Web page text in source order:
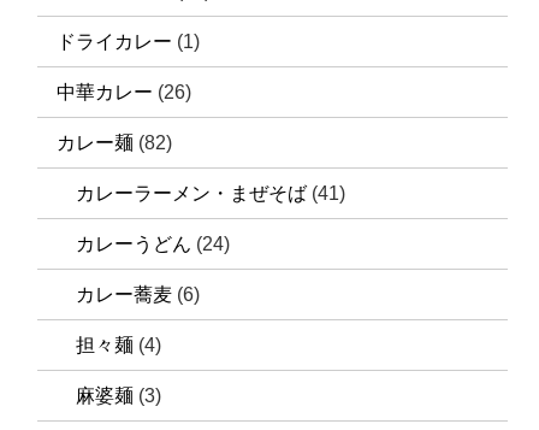
ドライカレー (1)
中華カレー (26)
カレー麺 (82)
カレーラーメン・まぜそば (41)
カレーうどん (24)
カレー蕎麦 (6)
担々麺 (4)
麻婆麺 (3)